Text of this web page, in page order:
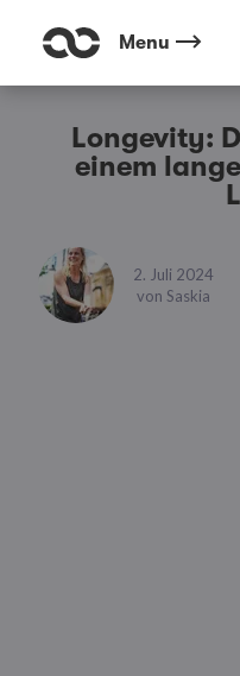
Menu
Longevity:
einem
2. Juli 2024
von Saskia